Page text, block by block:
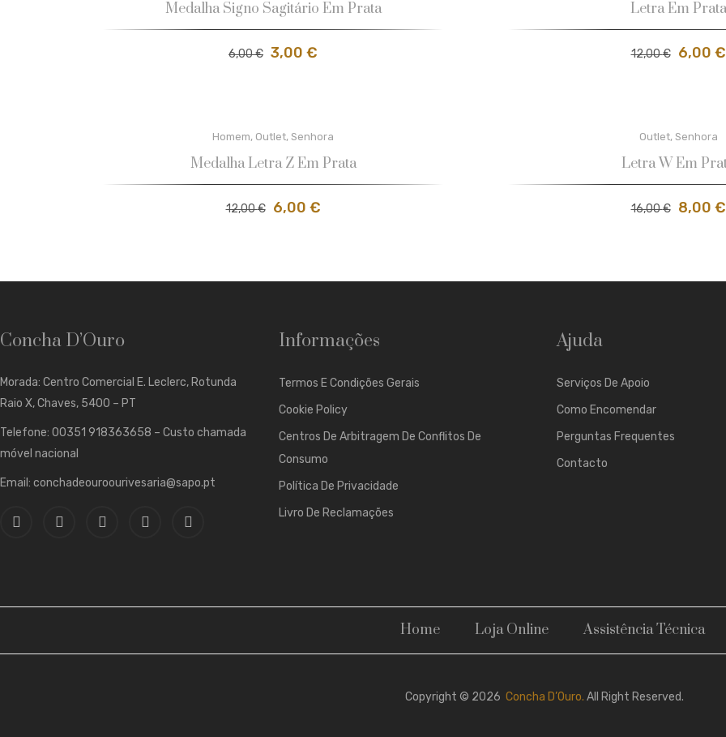
Medalha Signo Sagitário Em Prata
6,00€ 3,00 €
Letra Em Prata
12,00€ 6,00 €
Homem, Outlet, Senhora
Medalha Letra Z Em Prata
12,00€ 6,00 €
Outlet, Senhora
Letra W Em
16,00€ 8,00 €
Concha D’Ouro
Morada: Centro Comercial E. Leclerc, Rotunda
Raio X, Chaves, 5400 – PT
Telefone: 00351 918363658 – Custo chamada
móvel nacional
Email: conchadeouroourivesaria@sapo.pt
Informações
Termos E Condições Gerais
Cookie Policy
Centros De Arbitragem De Conflitos De
Consumo
Política De Privacidade
Livro De Reclamações
Ajuda
Serviços De Apoio
Como Encomendar
Perguntas Frequentes
Contacto
Home Loja Online Assistência Técnica
Copyright © 2026 Concha D’Ouro. All Right Reserved.